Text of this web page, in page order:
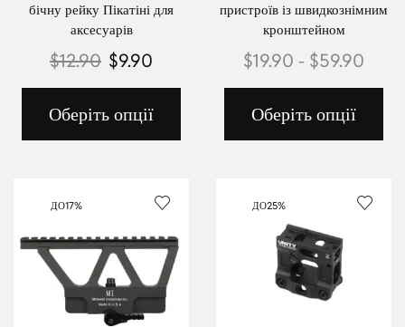
бічну рейку Пікатіні для
аксесуарів
$12.90 $9.90
Оберіть опції
пристроїв із швидкознімним
кронштейном
$19.90 - $59.90
Оберіть опції
ДО17% ДО25%